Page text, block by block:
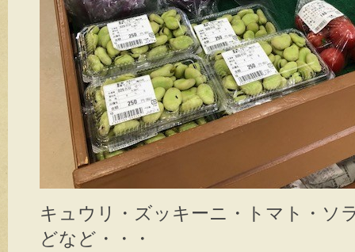
キュウリ・ズッキーニ・トマト・ソ
どなど・・・